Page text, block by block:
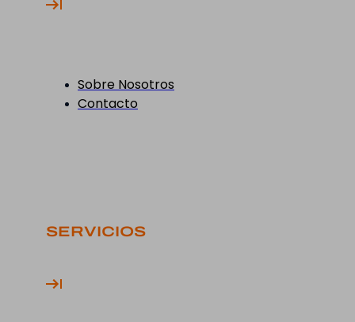
Sobre Nosotros
Contacto
SERVICIOS